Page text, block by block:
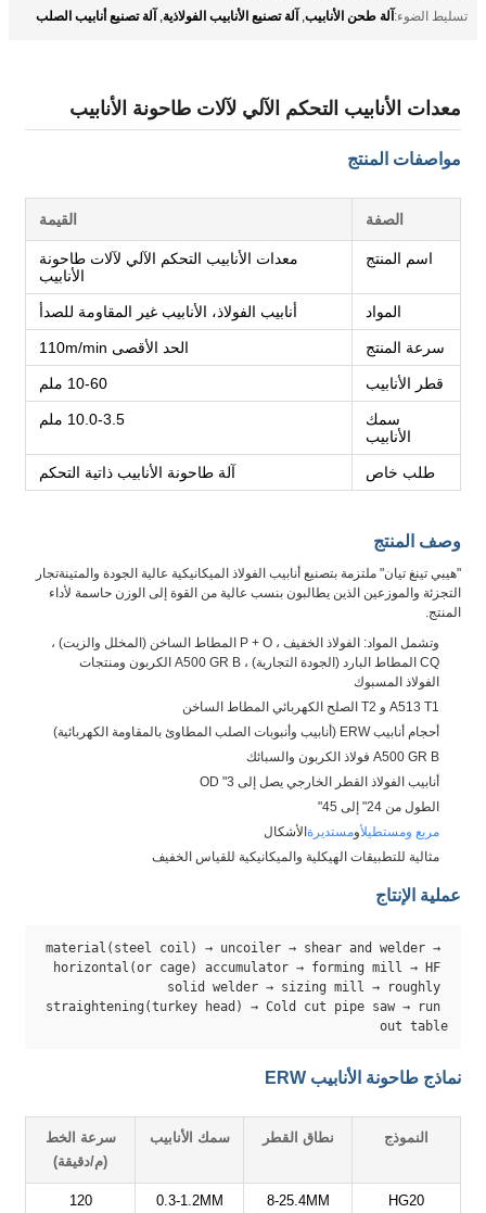
تسليط الضوء:آلة طحن الأنابيب, آلة تصنيع الأنابيب الفولاذية, آلة تصنيع أنابيب الصلب
معدات الأنابيب التحكم الآلي لآلات طاحونة الأنابيب
مواصفات المنتج
الصفة القيمة
اسم المنتج
معدات الأنابيب التحكم الآلي لآلات طاحونة
الأنابيب
المواد أنابيب الفولاذ، الأنابيب غير المقاومة للصدأ
سرعة المنتج الحد الأقصى 110m/min
قطر الأنابيب 10-60 ملم
سمك
الأنابيب
10.0-3.5 ملم
طلب خاص آلة طاحونة الأنابيب ذاتية التحكم
وصف المنتج
"هيبي تينغ تيان" ملتزمة بتصنيع أنابيب الفولاذ الميكانيكية عالية الجودة والمتينةتجار
التجزئة والموزعين الذين يطالبون بنسب عالية من القوة إلى الوزن حاسمة لأداء
المنتج.
وتشمل المواد: الفولاذ الخفيف ، P + O المطاط الساخن (المخلل والزيت) ،
CQ المطاط البارد (الجودة التجارية) ، A500 GR B الكربون ومنتجات
الفولاذ المسبوك
A513 T1 و T2 الصلح الكهربائي المطاط الساخن
أحجام أنابيب ERW (أنابيب وأنبوبات الصلب المطاوئ بالمقاومة الكهربائية)
A500 GR B فولاذ الكربون والسبائك
أنابيب الفولاذ القطر الخارجي يصل إلى 3" OD
الطول من 24" إلى 45"
مربع ومستطيلأومستديرةالأشكال
مثالية للتطبيقات الهيكلية والميكانيكية للقياس الخفيف
عملية الإنتاج
material(steel coil) → uncoiler → shear and welder →
horizontal(or cage) accumulator → forming mill → HF
solid welder → sizing mill → roughly
straightening(turkey head) → Cold cut pipe saw → run
out table
نماذج طاحونة الأنابيب ERW
النموذج نطاق القطر سمك الأنابيب
سرعة الخط
(م/دقيقة)
HG20
8-25.4MM
0.3-1.2MM
120